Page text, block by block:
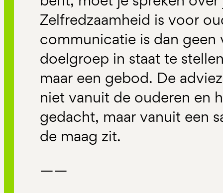
Zelfredzaamheid is voor
communicatie is dan
doelgroep in staat te
maar een gebod. De
niet vanuit de ouderen en
gedacht, maar vanuit een
de maag zit.
——